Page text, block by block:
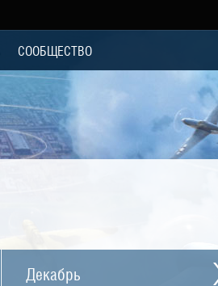
СООБЩЕСТВО
Декабрь